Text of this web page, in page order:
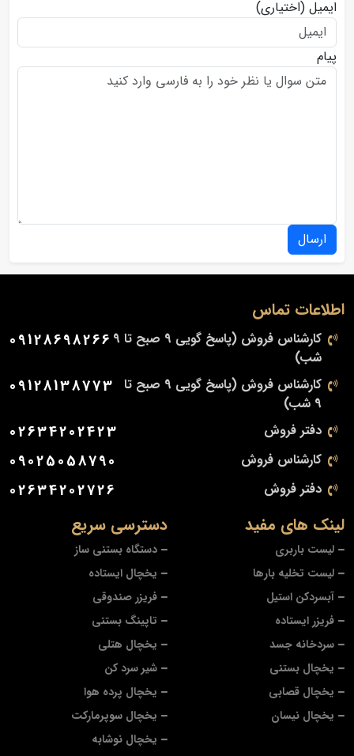
ایمیل (اختیاری)
پیام
ارسال
دسترسی سریع
دستگاه بستنی ساز
یخچال ایستاده
فریزر صندوقی
تاپینگ بستنی
یخچال هتلی
شیر سرد کن
یخچال پرده هوا
یخچال سوپرمارکت
یخچال نوشابه
لینک های مفید
لیست باربری
لیست تخلیه بارها
آبسردکن استیل
فریزر ایستاده
سردخانه جسد
یخچال بستنی
یخچال قصابی
یخچال نیسان
اطلاعات تماس
کارشناس فروش (پاسخ گویی 9 صبح تا 9
شب)
09128698266
کارشناس فروش (پاسخ گویی 9 صبح تا
9 شب)
09128138773
دفتر فروش 02634202423
کارشناس فروش 09025058790
دفتر فروش 02634202726